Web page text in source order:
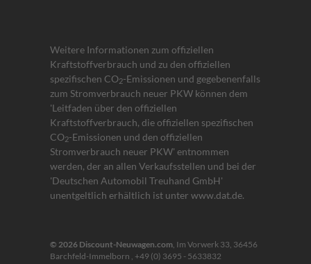
Weitere Informationen zum offiziellen
Kraftstoffverbrauch und zu den offiziellen
spezifischen CO2-Emissionen und gegebenenfalls
zum Stromverbrauch neuer PKW können dem
'Leitfaden über den offiziellen
Kraftstoffverbrauch, die offiziellen spezifischen
CO2-Emissionen und den offiziellen
Stromverbrauch neuer PKW' entnommen
werden, der an allen Verkaufsstellen und bei der
'Deutschen Automobil Treuhand GmbH'
unentgeltlich erhältlich ist unter www.dat.de.
© 2026 Discount-Neuwagen.com Im Vorwerk 33 36456
Barchfeld-Immelborn , +49 (0) 3695 - 5633832